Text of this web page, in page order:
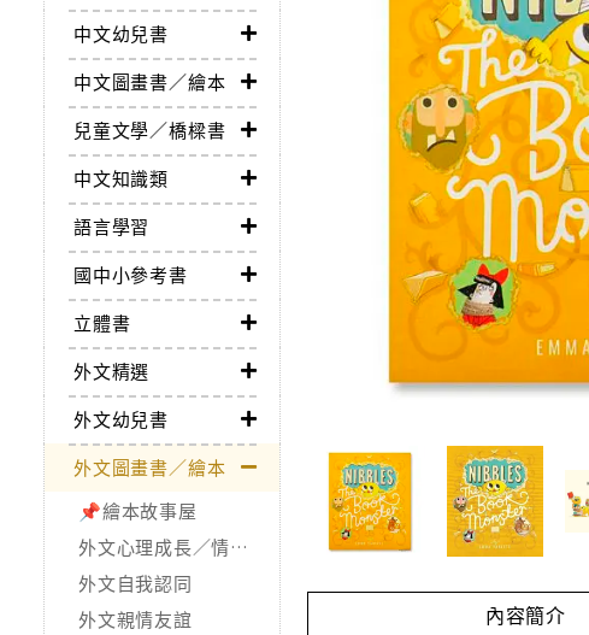
中文幼兒書
中文圖畫書／繪本
兒童文學／橋樑書
中文知識類
語言學習
國中小參考書
立體書
外文精選
外文幼兒書
外文圖畫書／繪本
📌繪本故事屋
外文心理成長／情緒處理
外文自我認同
外文親情友誼
內容簡介